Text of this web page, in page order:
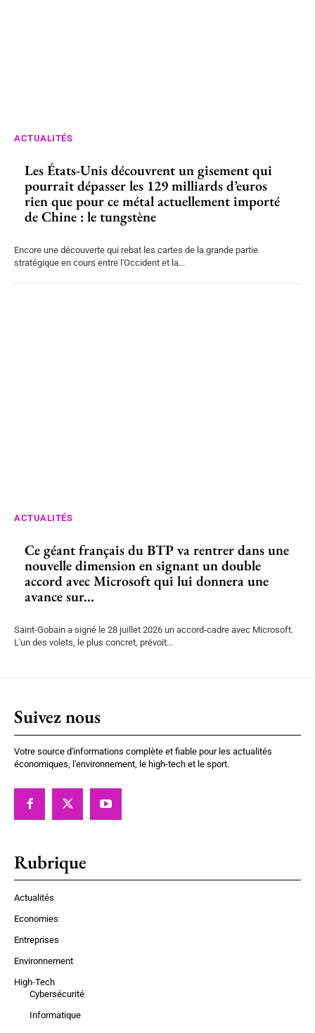
ACTUALITÉS
Les États-Unis découvrent un gisement qui
pourrait dépasser les 129 milliards d’euros
rien que pour ce métal actuellement importé
de Chine : le tungstène
Encore une découverte qui rebat les cartes de la grande partie
stratégique en cours entre l'Occident et la...
ACTUALITÉS
Ce géant français du BTP va rentrer dans une
nouvelle dimension en signant un double
accord avec Microsoft qui lui donnera une
avance sur...
Saint-Gobain a signé le 28 juillet 2026 un accord-cadre avec Microsoft.
L'un des volets, le plus concret, prévoit...
Suivez nous
Votre source d'informations complète et fiable pour les actualités
économiques, l'environnement, le high-tech et le sport.
Rubrique
Actualités
Economies
Entreprises
Environnement
High-Tech
Cybersécurité
Informatique